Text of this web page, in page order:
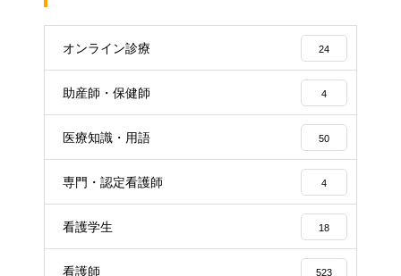
オンライン診療 24
助産師・保健師 4
医療知識・用語 50
専門・認定看護師 4
看護学生 18
看護師 523